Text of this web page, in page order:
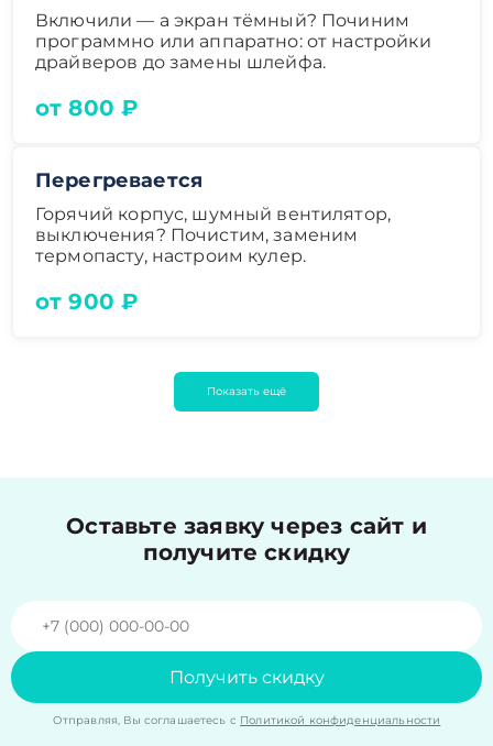
Включили — а экран тёмный? Починим
программно или аппаратно: от настройки
драйверов до замены шлейфа.
от 800 ₽
Перегревается
Горячий корпус, шумный вентилятор,
выключения? Почистим, заменим
термопасту, настроим кулер.
от 900 ₽
Показать ещё
Оставьте заявку через сайт и
получите скидку
Получить скидку
Отправляя, Вы соглашаетесь с Политикой конфиденциальности